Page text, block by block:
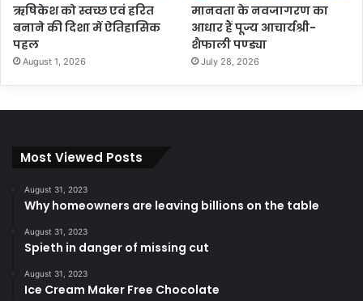
ऋषिकेश को स्वच्छ एवं हरित
बनाने की दिशा में ऐतिहासिक
पहल
August 1, 2026
मानवता के नवजागरण का
आधार हैं पूज्य आचार्यश्री-
शैफाली पण्ड्या
July 28, 2026
Most Viewed Posts
August 31, 2023
Why homeowners are leaving billions on the table
August 31, 2023
Spieth in danger of missing cut
August 31, 2023
Ice Cream Maker Free Chocolate